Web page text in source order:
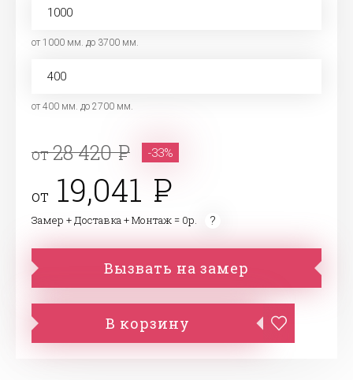
от 1000 мм. до 3700 мм.
от 400 мм. до 2700 мм.
от28 420 -33%
от 19,041
Замер + Доставка + Монтаж = 0р.
Вызвать на замер
В корзину